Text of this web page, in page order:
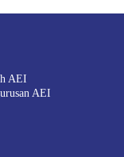
AEI
AEI